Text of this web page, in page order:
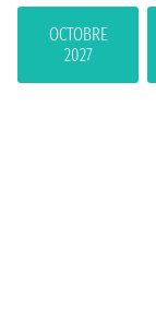
OCTOBRE
2027